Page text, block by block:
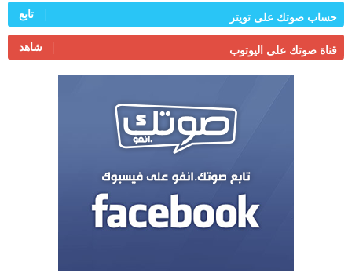
حساب صوتك على تويتر تابع
قناة صوتك على اليوتوب شاهد